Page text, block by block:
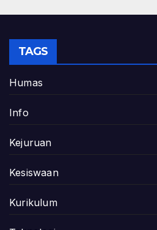
TAGS
Humas
Info
Kejuruan
Kesiswaan
Kurikulum